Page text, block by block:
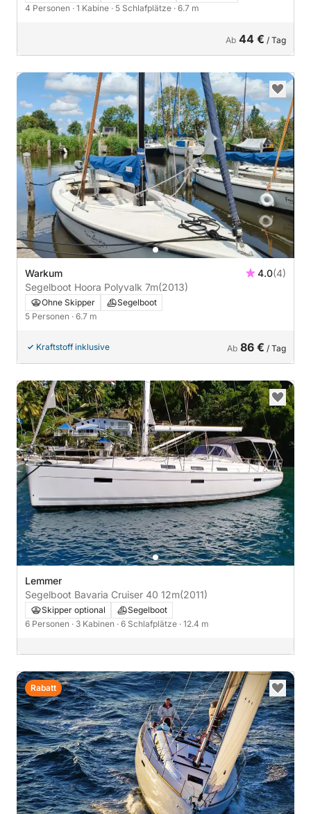
4 Personen · 1 Kabine · 5 Schlafplätze · 6.7 m
Ab 44 € / Tag
Warkum 4.0(4)
Segelboot Hoora Polyvalk 7m(2013)
Ohne Skipper
Segelboot
5 Personen · 6.7 m
Kraftstoff inklusive Ab 86 € / Tag
Lemmer
Segelboot Bavaria Cruiser 40 12m(2011)
Skipper optional
Segelboot
6 Personen · 3 Kabinen · 6 Schlafplätze · 12.4 m
Rabatt